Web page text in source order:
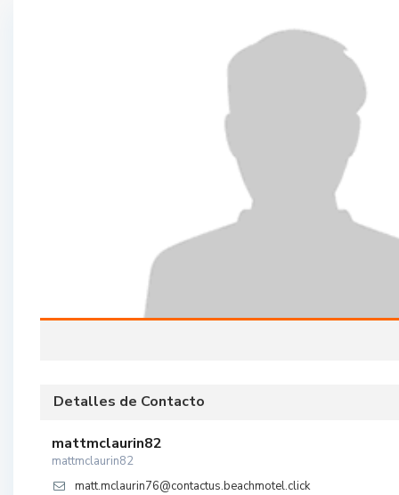
Detalles de Contacto
mattmclaurin82
mattmclaurin82
matt.mclaurin76@contactus.beachmotel.click